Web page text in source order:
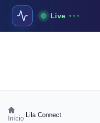
Live
Início Lila Connect